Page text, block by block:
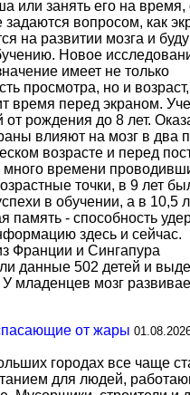
или занять его на время,
вопросом, как
на развитии мозга и
Новое
имеет не только
просмотра, но и
время перед экраном.
рождения до 8 лет.
влияют на мозг в два
возрасте и перед
много времени
точки, в 9 лет
в обучении, а в 10,5
память - способность
здесь и сейчас.
Франции и Сингапура
данные 502 детей и
младенцев мозг
от жары
городах все чаще
для людей,